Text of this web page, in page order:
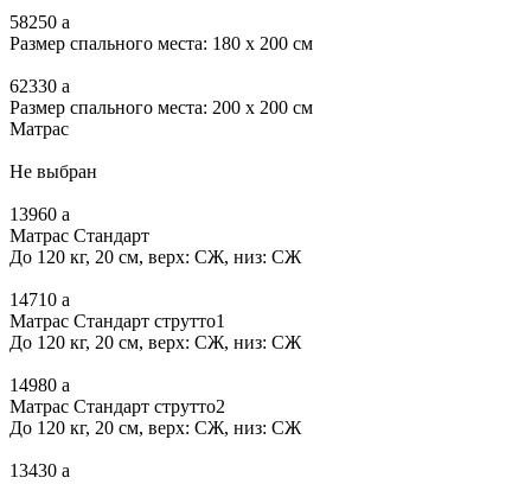
58250 a
Размер спального места: 180 x 200 см
62330 a
Размер спального места: 200 x 200 см
Матрас
Не выбран
13960 a
Матрас Стандарт
До 120 кг, 20 см, верх: СЖ, низ: СЖ
14710 a
Матрас Стандарт струтто1
До 120 кг, 20 см, верх: СЖ, низ: СЖ
14980 a
Матрас Стандарт струтто2
До 120 кг, 20 см, верх: СЖ, низ: СЖ
13430 a